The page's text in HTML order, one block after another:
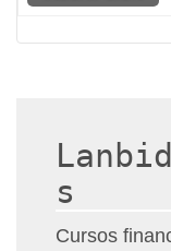
s
Cursos